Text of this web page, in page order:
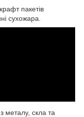
пакетів
сухожара.⠀
металу, скла та